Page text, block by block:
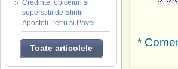
Credinte, obiceiuri si
superstitii de Sfintii
Apostoli Petru si Pavel
Toate articolele *